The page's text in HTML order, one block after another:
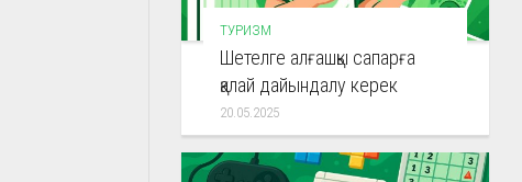
ТУРИЗМ
Шетелге алғашқы сапарға
қалай дайындалу керек
20.05.2025